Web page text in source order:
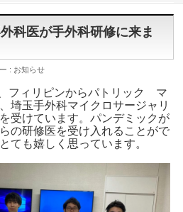
科医が手外科研修に来ま
: お知らせ
フィリピンからパトリック マ
埼玉手外科マイクロサージャリ
受けています。パンデミックが
の研修医を受け入れることがで
ても嬉しく思っています。